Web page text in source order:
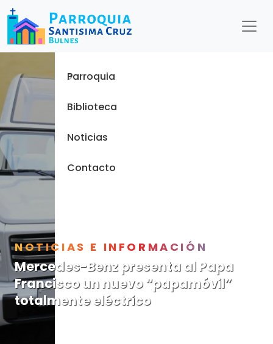
NOTICIAS E INFORMACIÓN
Mercedes-Benz presenta al Papa
Francisco un nuevo “papamóvil”
totalmente eléctrico
Menu
Inicio
Parroquia
Biblioteca
Noticias
Contacto